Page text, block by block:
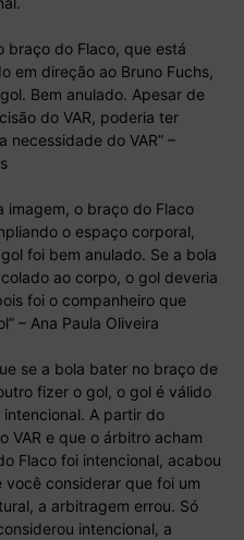
braço do Flaco, que está
em direção ao Bruno Fuchs,
Bem anulado. Apesar de
do VAR, poderia ter
necessidade do VAR” –
imagem, o braço do Flaco
o espaço corporal,
foi bem anulado. Se a bola
ao corpo, o gol deveria
foi o companheiro que
– Ana Paula Oliveira
se a bola bater no braço de
fizer o gol, o gol é válido
intencional. A partir do
VAR e que o árbitro acham
Flaco foi intencional, acabou
você considerar que foi um
a arbitragem errou. Só
intencional, a